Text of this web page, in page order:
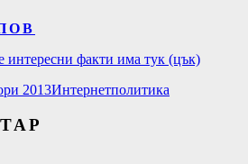
интересни факти има тук (цък)
2013Интернетполитика